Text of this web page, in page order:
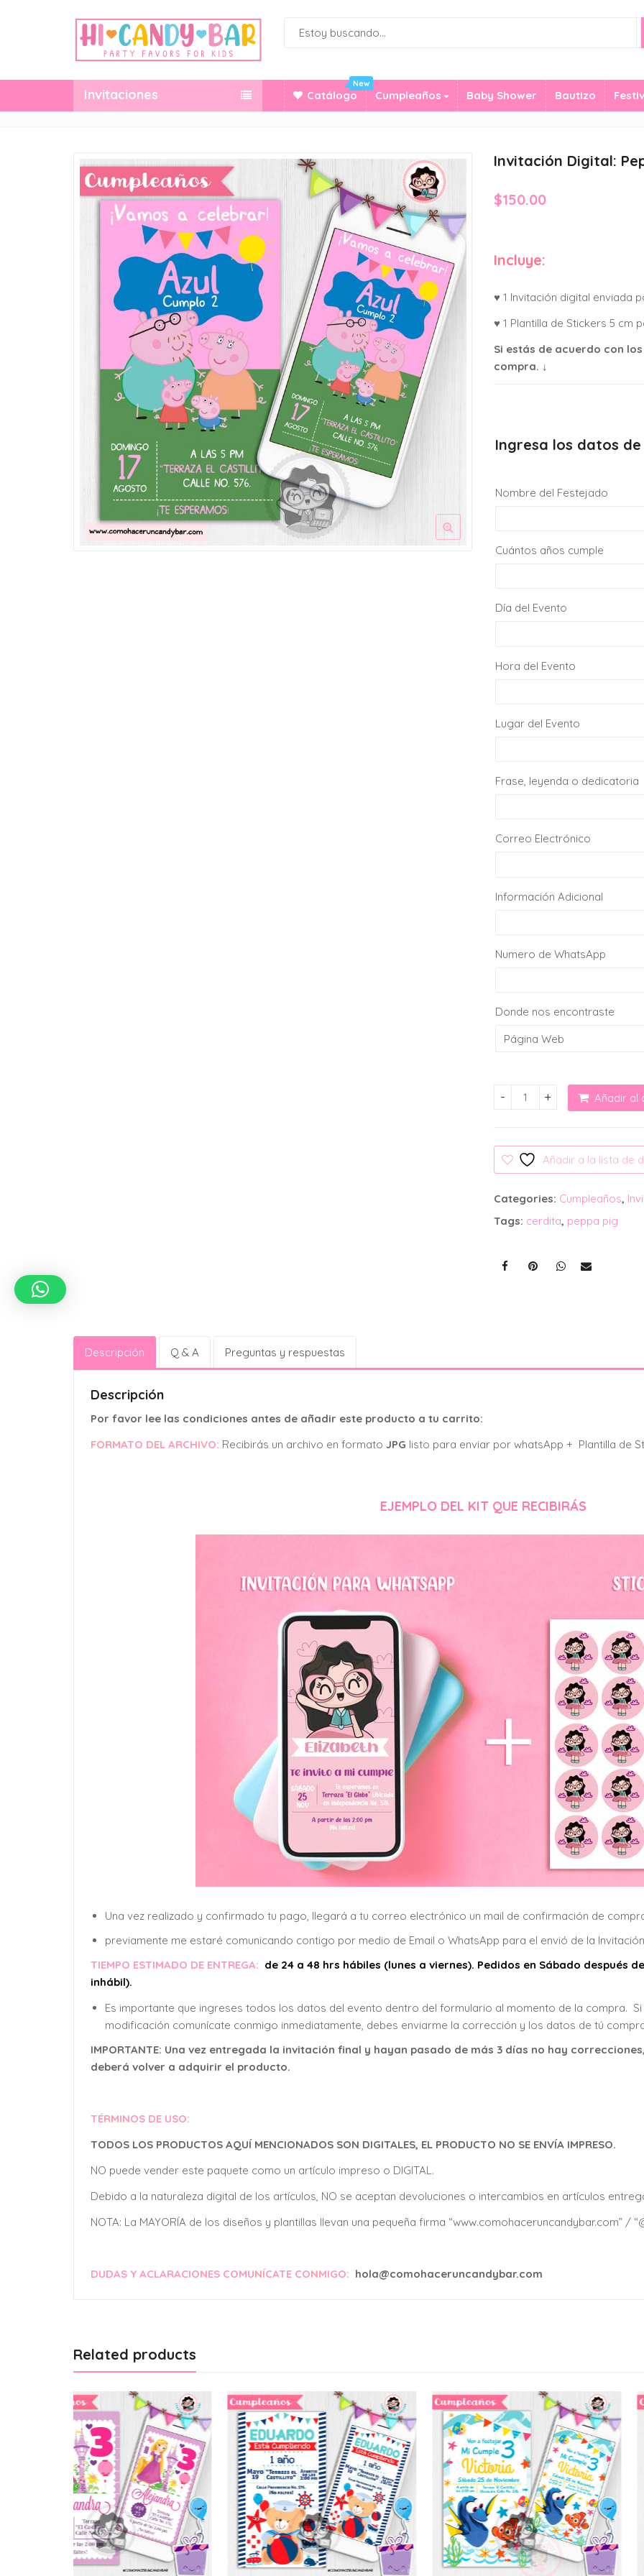
Invitaciones Catálogo
New
Cumpleaños Baby Shower Bautizo
Invitación Digital:
$150.00
Incluye:
♥ 1 Invitación digital enviada
♥ 1 Plantilla de Stickers 5 cm
Si estás de acuerdo con
compra. ↓
Ingresa los datos
Nombre del Festejado
Cuántos años cumple
Día del Evento
Hora del Evento
Lugar del Evento
Frase, leyenda o dedicatoria
Correo Electrónico
Información Adicional
Numero de WhatsApp
Donde nos encontraste
Invitación Digital: Peppa
Añadir al
Añadir a la lista de
Categories: Cumpleaños,
Tags: cerdita, peppa pig
Descripción Q & A Preguntas y respuestas
Descripción
Por favor lee las condiciones antes de añadir este producto a tu carrito:
FORMATO DEL ARCHIVO: Recibirás un archivo en formato JPG listo para enviar por whatsApp + Plantilla de
EJEMPLO DEL KIT QUE RECIBIRÁS
Una vez realizado y confirmado tu pago, llegará a tu correo electrónico un mail de confirmación de
previamente me estaré comunicando contigo por medio de Email o WhatsApp para el envió de la
TIEMPO ESTIMADO DE ENTREGA: de 24 a 48 hrs hábiles (lunes a viernes). Pedidos en Sábado después
inhábil).
Es importante que ingreses todos los datos del evento dentro del formulario al momento de la compra.
modificación comunícate conmigo inmediatamente, debes enviarme la corrección y los datos de tú
IMPORTANTE: Una vez entregada la invitación final y hayan pasado de más 3 días no hay
deberá volver a adquirir el producto.
TÉRMINOS DE USO:
TODOS LOS PRODUCTOS AQUÍ MENCIONADOS SON DIGITALES, EL PRODUCTO NO SE ENVÍA IMPRESO.
NO puede vender este paquete como un artículo impreso o DIGITAL.
Debido a la naturaleza digital de los artículos, NO se aceptan devoluciones o intercambios en artículos
NOTA: La MAYORÍA de los diseños y plantillas llevan una pequeña firma “www.comohaceruncandybar.com” /
DUDAS Y ACLARACIONES COMUNÍCATE CONMIGO: hola@comohaceruncandybar.com
Related products